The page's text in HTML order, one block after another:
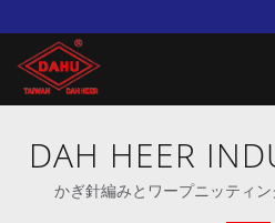
DAH HEER
かぎ針編みとワープニッティン